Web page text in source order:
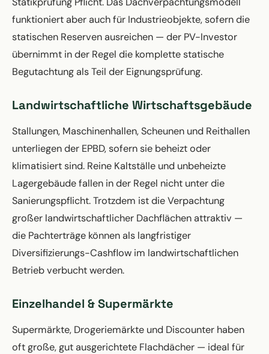
funktioniert aber auch für Industrieobjekte, sofern die
statischen Reserven ausreichen — der PV-Investor
übernimmt in der Regel die komplette statische
Begutachtung als Teil der Eignungsprüfung.
Landwirtschaftliche Wirtschaftsgebäude
Stallungen, Maschinenhallen, Scheunen und Reithallen
unterliegen der EPBD, sofern sie beheizt oder
klimatisiert sind. Reine Kaltställe und unbeheizte
Lagergebäude fallen in der Regel nicht unter die
Sanierungspflicht. Trotzdem ist die Verpachtung
großer landwirtschaftlicher Dachflächen attraktiv —
die Pachterträge können als langfristiger
Diversifizierungs-Cashflow im landwirtschaftlichen
Betrieb verbucht werden.
Einzelhandel & Supermärkte
Supermärkte, Drogeriemärkte und Discounter haben
oft große, gut ausgerichtete Flachdächer — ideal für